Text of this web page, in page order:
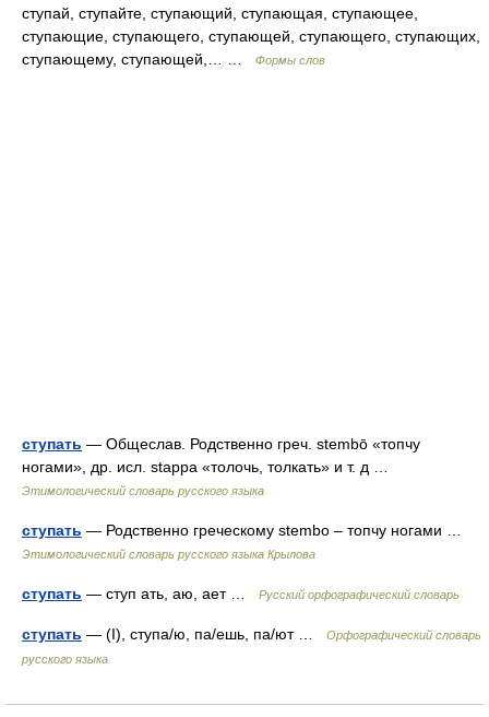
ступай, ступайте, ступающий, ступающая, ступающее,
ступающие, ступающего, ступающей, ступающего, ступающих,
ступающему, ступающей,… …
Формы слов
ступать — Общеслав. Родственно греч. stembō «топчу
ногами», др. исл. stappa «толочь, толкать» и т. д …
Этимологический словарь русского языка
ступать — Родственно греческому stembo – топчу ногами …
Этимологический словарь русского языка Крылова
ступать — ступ ать, аю, ает … Русский орфографический словарь
ступать — (I), ступа/ю, па/ешь, па/ют …
Орфографический словарь
русского языка